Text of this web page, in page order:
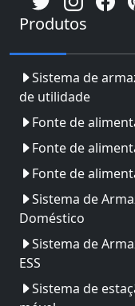
Produtos
Sistema de
de utilidade
Fonte de
Fonte de
Fonte de
Sistema de
Doméstico
Sistema de
ESS
Sistema de